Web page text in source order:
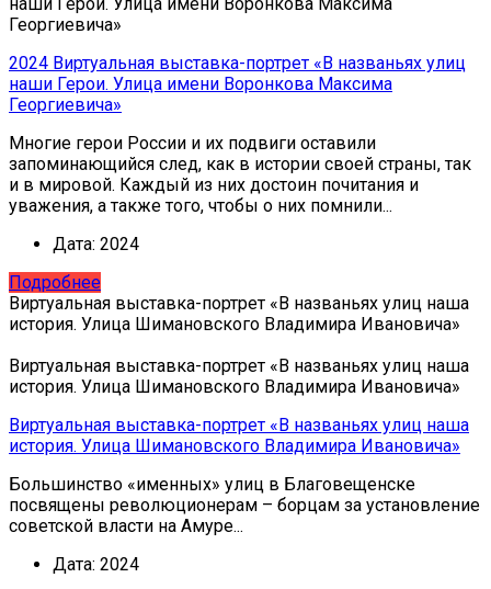
Георгиевича»
2024 Виртуальная выставка-портрет «В названьях улиц
наши Герои. Улица имени Воронкова Максима
Георгиевича»
Многие герои России и их подвиги оставили
запоминающийся след, как в истории своей страны, так
и в мировой. Каждый из них достоин почитания и
уважения, а также того, чтобы о них помнили...
Дата: 2024
Подробнее
Виртуальная выставка-портрет «В названьях улиц наша
история. Улица Шимановского Владимира Ивановича»
Виртуальная выставка-портрет «В названьях улиц наша
история. Улица Шимановского Владимира Ивановича»
Виртуальная выставка-портрет «В названьях улиц наша
история. Улица Шимановского Владимира Ивановича»
Большинство «именных» улиц в Благовещенске
посвящены революционерам – борцам за установление
советской власти на Амуре...
Дата: 2024